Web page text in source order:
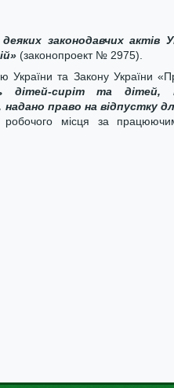
законодавчих актів
(законопроект № 2975).
та Закону України
дітей-сиріт та дітей,
надано право на відпустку
місця за